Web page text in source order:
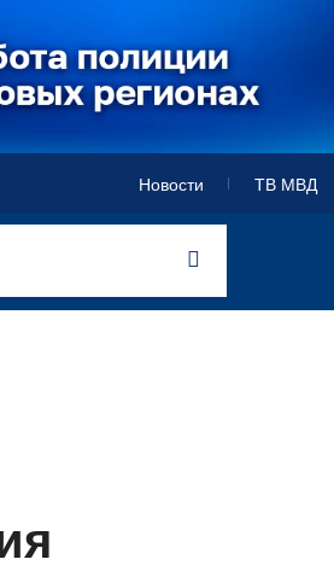
Новости ТВ МВД